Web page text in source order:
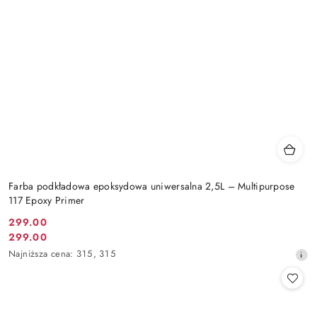
Farba podkładowa epoksydowa uniwersalna 2,5L – Multipurpose
117 Epoxy Primer
Cena
promocyjna:
299.00
Cena
promocyjna:
299.00
Najniższa
Najniższa cena: 315, 315